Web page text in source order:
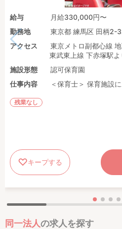
給与
月給330,000円〜
勤務地
東京都 練馬区 田柄2-
アクセス
東京メトロ副都心線
東武東上線 下赤塚駅
施設形態
認可保育園
仕事内容
＜保育士＞ 保育施設
残業なし
キープする
同一法人の求人を探す